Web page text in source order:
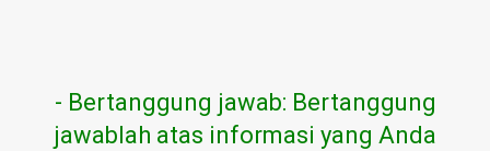
- Bertanggung jawab: Bertanggung
jawablah atas informasi yang Anda